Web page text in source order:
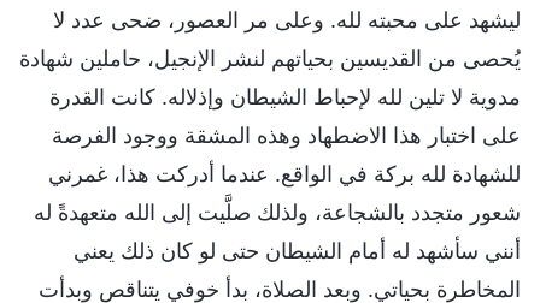
ليشهد على محبته لله. وعلى مر العصور، ضحى عدد لا
يُحصى من القديسين بحياتهم لنشر الإنجيل، حاملين شهادة
مدوية لا تلين لله لإحباط الشيطان وإذلاله. كانت القدرة
على اختبار هذا الاضطهاد وهذه المشقة ووجود الفرصة
للشهادة لله بركة في الواقع. عندما أدركت هذا، غمرني
شعور متجدد بالشجاعة، ولذلك صلَّيت إلى الله متعهدةً له
أنني سأشهد له أمام الشيطان حتى لو كان ذلك يعني
المخاطرة بحياتي. وبعد الصلاة، بدأ خوفي يتناقص وبدأت